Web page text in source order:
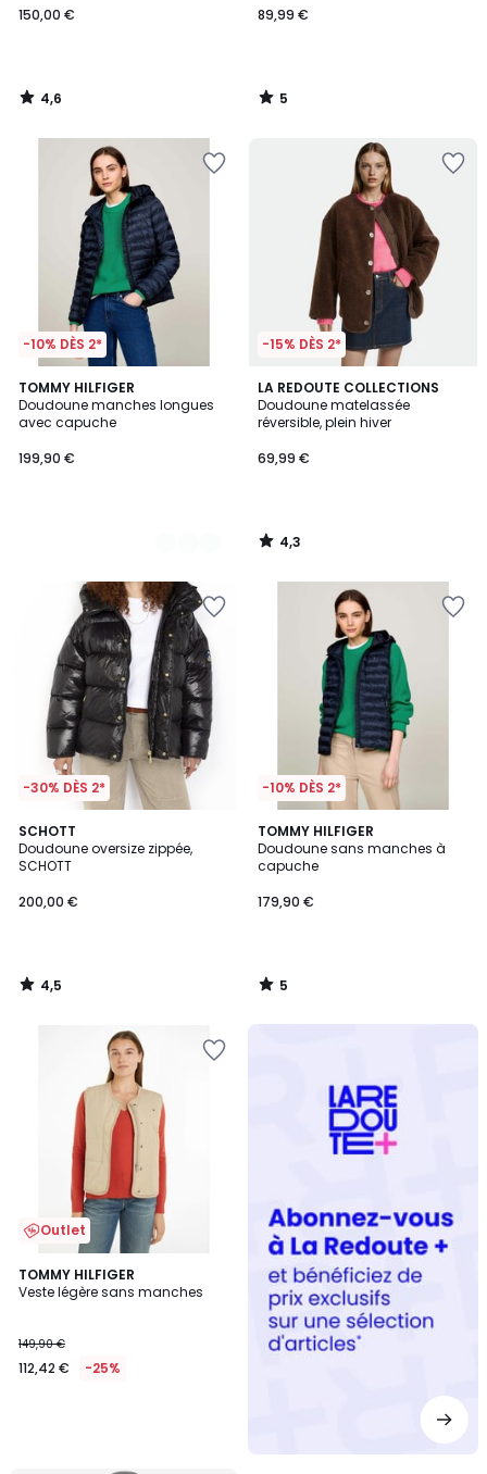
150,00 €
4,6
/
89,99 €
5
/
-10% DÈS 2*
TOMMY HILFIGER
Doudoune manches longues
avec capuche
199,90 €
2
Couleurs
-15% DÈS 2*
LA REDOUTE COLLECTIONS
Doudoune matelassée
réversible, plein hiver
69,99 €
4,3
/ 5
4,3
/
-30% DÈS 2*
SCHOTT
Doudoune oversize zippée,
SCHOTT
200,00 €
4,5
/ 5
4,5
/
-10% DÈS 2*
TOMMY HILFIGER
Doudoune sans manches à
capuche
179,90 €
5
/
5
5
/
Outlet
TOMMY HILFIGER
Veste légère sans manches
149,90 €
112,42 € -25%